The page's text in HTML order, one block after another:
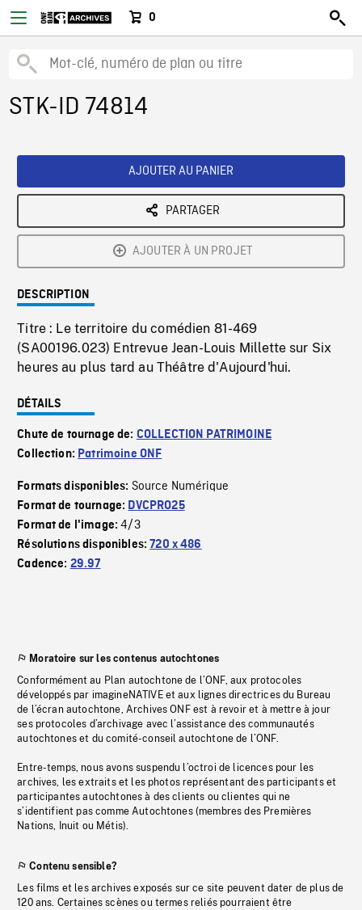
0
STK-ID 74814
AJOUTER AU PANIER
PARTAGER
AJOUTER À UN PROJET
DESCRIPTION
Titre : Le territoire du comédien 81-469
(SA00196.023) Entrevue Jean-Louis Millette sur Six
heures au plus tard au Théâtre d'Aujourd'hui.
DÉTAILS
Chute de tournage de: COLLECTION PATRIMOINE
Collection: Patrimoine ONF
Formats disponibles: Source Numérique
Format de tournage: DVCPRO25
Format de l'image:4/3
Résolutions disponibles:720 x 486
Cadence: 29.97
Moratoire sur les contenus autochtones
Conformément au Plan autochtone de l’ONF, aux protocoles
développés par imagineNATIVE et aux lignes directrices du Bureau
de l’écran autochtone, Archives ONF est à revoir et à mettre à jour
ses protocoles d’archivage avec l’assistance des communautés
autochtones et du comité-conseil autochtone de l’ONF.
Entre-temps, nous avons suspendu l’octroi de licences pour les
archives, les extraits et les photos représentant des participants et
participantes autochtones à des clients ou clientes qui ne
s’identifient pas comme Autochtones (membres des Premières
Nations, Inuit ou Métis).
Contenu sensible?
Les films et les archives exposés sur ce site peuvent dater de plus de
120 ans. Certaines scènes ou termes reliés pourraient être